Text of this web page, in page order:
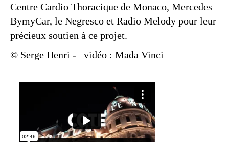
Centre Cardio Thoracique de Monaco, Mercedes
BymyCar, le Negresco et Radio Melody pour leur
précieux soutien à ce projet.
© Serge Henri - vidéo : Mada Vinci